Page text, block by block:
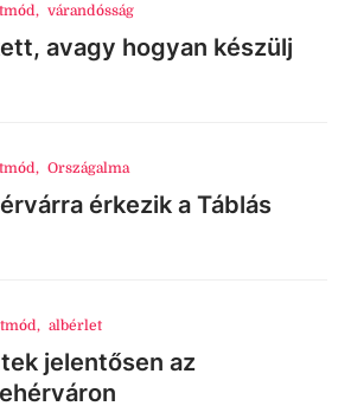
, várandósság
avagy hogyan készülj
, Országalma
érkezik a Táblás
, albérlet
jelentősen az